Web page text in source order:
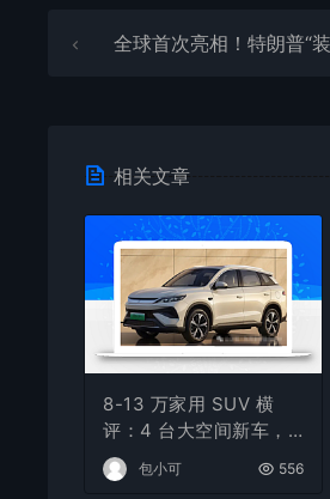
全球首次亮相！特朗普“装甲
相关文章
8-13 万家用 SUV 横
评：4 台大空间新车，
全家出行不挤不憋屈
包小可 556